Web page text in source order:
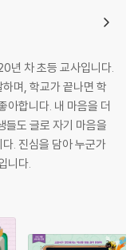
년 차 초등 교사입니다.
며, 학교가 끝나면 학
아합니다. 내 마음을 더
들도 글로 자기 마음을
. 진심을 담아 누군가
니다.